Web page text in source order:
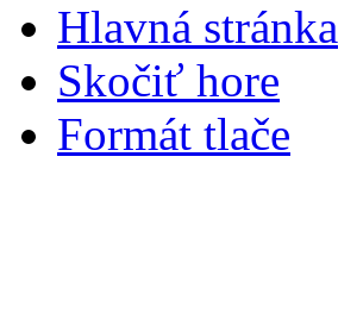
Hlavná stránka
Skočiť hore
Formát tlače